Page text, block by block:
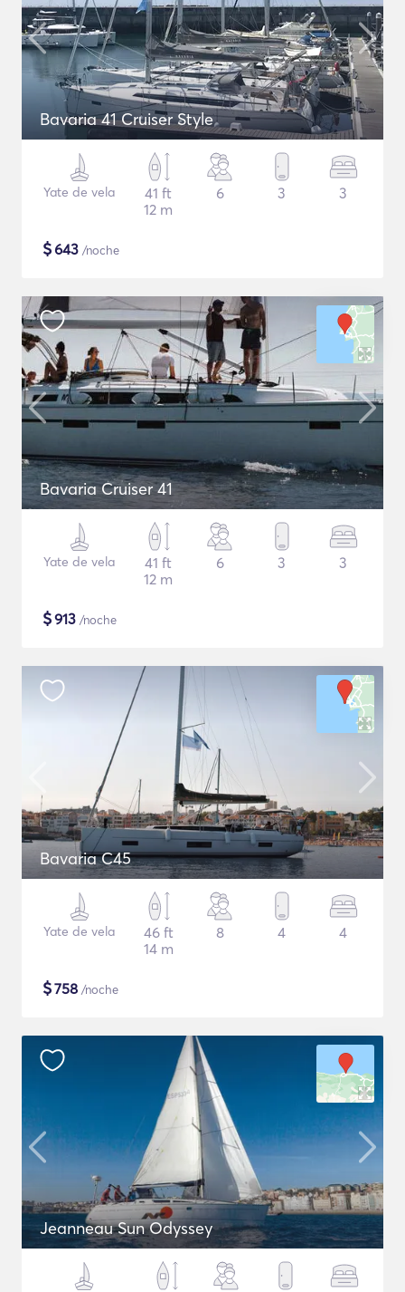
Bavaria 41 Cruiser Style
Yate de vela
41 ft
12 m
6 3 3
$643 /noche
Bavaria Cruiser 41
Yate de vela
41 ft
12 m
6 3 3
$913 /noche
Bavaria C45
Yate de vela
46 ft
14 m
8 4 4
$758 /noche
Jeanneau Sun Odyssey